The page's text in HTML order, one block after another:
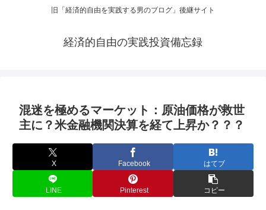
旧「経済的自由を実践する男のブログ」後継サイト
経済的自由の実践投資備忘録
混迷を極めるマーケット：原油価格が救世
主に？米金融機関決算を経て上昇か？？？
X Facebook はてブ
LINE Pinterest コピー